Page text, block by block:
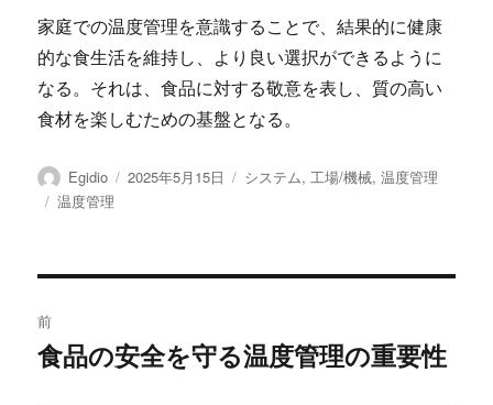
家庭での温度管理を意識することで、結果的に健康
的な食生活を維持し、より良い選択ができるように
なる。それは、食品に対する敬意を表し、質の高い
食材を楽しむための基盤となる。
投
稿
Egidio
投
2025年5月15日
カ
システム,工場/機械,温度管理
タ
温度管理
稿
前
前
食品の安全を守る温度管理の重要性